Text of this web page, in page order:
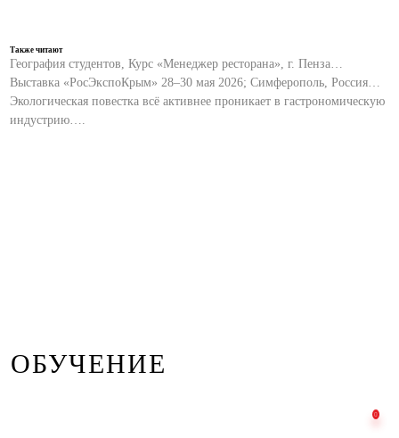
Также читают
География студентов, Курс «Менеджер ресторана», г. Пенза…
Выставка «РосЭкспоКрым» 28–30 мая 2026; Симферополь, Россия…
Экологическая повестка всё активнее проникает в гастрономическую
индустрию….
ОБУЧЕНИЕ